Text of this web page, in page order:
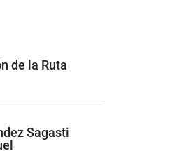
de la Ruta
Sagasti